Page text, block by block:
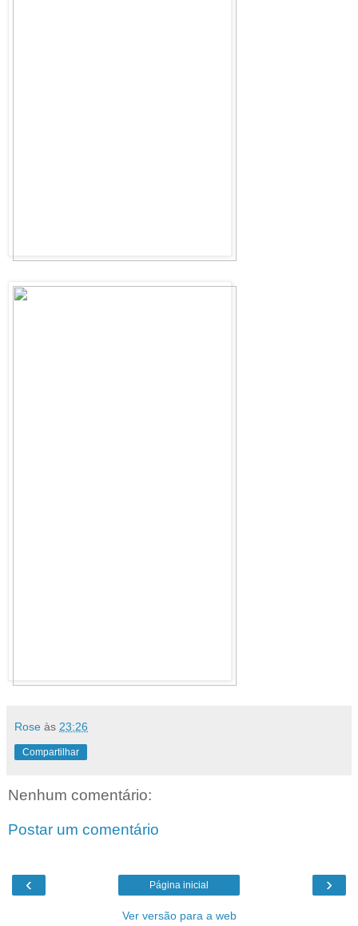
Rose às 23:26
Compartilhar
Nenhum comentário:
Postar um comentário
‹ ›
Página inicial
Ver versão para a web